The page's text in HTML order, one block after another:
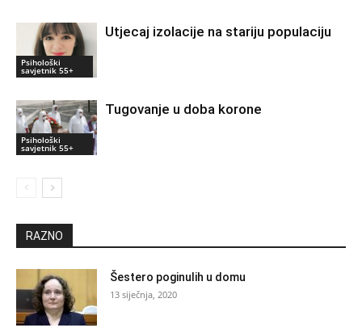
Psihološki
savjetnik 55+
Utjecaj izolacije na stariju populaciju
Psihološki
savjetnik 55+
Tugovanje u doba korone
RAZNO
Šestero poginulih u domu
13 siječnja, 2020